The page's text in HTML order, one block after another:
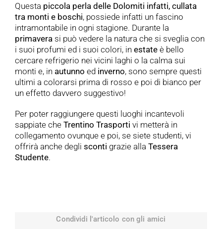
Questa piccola perla delle Dolomiti infatti, cullata
tra monti e boschi, possiede infatti un fascino
intramontabile in ogni stagione. Durante la
primavera si può vedere la natura che si sveglia con
i suoi profumi ed i suoi colori, in estate è bello
cercare refrigerio nei vicini laghi o la calma sui
monti e, in autunno ed inverno, sono sempre questi
ultimi a colorarsi prima di rosso e poi di bianco per
un effetto davvero suggestivo!
Per poter raggiungere questi luoghi incantevoli
sappiate che Trentino Trasporti vi metterà in
collegamento ovunque e poi, se siete studenti, vi
offrirà anche degli sconti grazie alla Tessera
Studente.
Condividi l'articolo con gli amici